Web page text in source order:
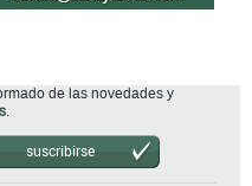
de las novedades y
.
suscribirse